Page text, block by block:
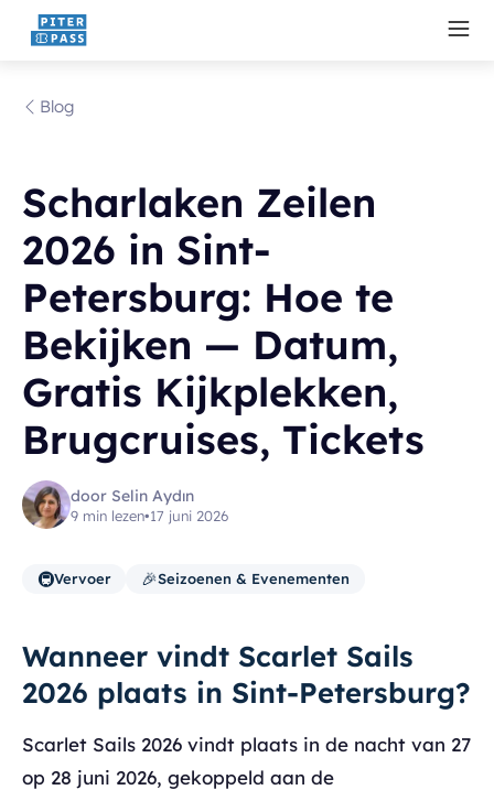
Blog
Scharlaken Zeilen
2026 in Sint-
Petersburg: Hoe te
Bekijken — Datum,
Gratis Kijkplekken,
Brugcruises, Tickets
door Selin Aydın
9 min lezen•17 juni 2026
🚇Vervoer 🎉Seizoenen & Evenementen
Wanneer vindt Scarlet Sails
2026 plaats in Sint-Petersburg?
Scarlet Sails 2026 vindt plaats in de nacht van 27
op 28 juni 2026, gekoppeld aan de